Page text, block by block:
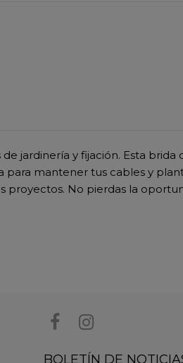
jardinería y fijación. Esta brida
mantener tus cables y
proyectos. No pierdas la
BOLETÍN DE